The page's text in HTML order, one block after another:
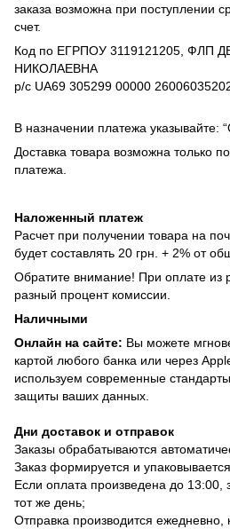
заказа возможна при поступлении
счет.
Код по ЕГРПОУ 3119121205, ФЛП
НИКОЛАЕВНА
р/с UA69 305299 00000
В назначении платежа указывайте:
Доставка товара возможна только
платежа.
Наложенный платеж
Расчет при получении товара на
будет составлять 20 грн. + 2% от
Обратите внимание! При оплате из
разный процент комиссии.
Наличными
Онлайн на сайте: Вы можете
картой любого банка или через
используем современные
защиты ваших данных.
Дни доставок и отправок
Заказы обрабатываются
Заказ формируется и
Если оплата произведена до 13:00,
тот же день;
Отправка производится